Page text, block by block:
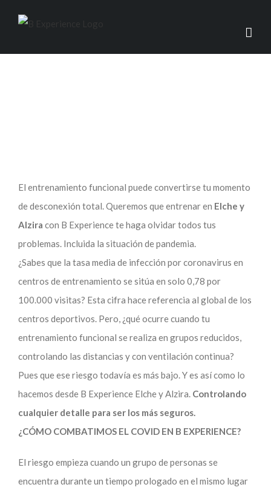
El entrenamiento funcional puede convertirse tu momento
de desconexión total. Queremos que entrenar en Elche y
Alzira con B Experience te haga olvidar todos tus
problemas. Incluida la situación de pandemia.
¿Sabes que la tasa media de infección por coronavirus en
centros de entrenamiento se sitúa en solo 0,78 por
100.000 visitas? Esta cifra hace referencia al global de los
centros deportivos. Pero, ¿qué ocurre cuando tu
entrenamiento funcional se realiza en grupos reducidos,
controlando las distancias y con ventilación continua?
Pues que ese riesgo todavía es más bajo. Y es así como lo
hacemos desde B Experience Elche y Alzira. Controlando
cualquier detalle para ser los más seguros.
¿CÓMO COMBATIMOS EL COVID EN B EXPERIENCE?
El riesgo empieza cuando un grupo de personas se
encuentra durante un tiempo prologado en el mismo lugar